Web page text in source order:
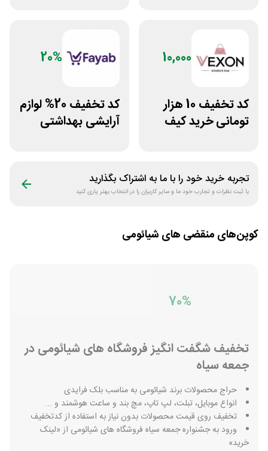
10,000
کد تخفیف 10 هزار
تومانی خرید کیف
20%
کد تخفیف 20% لوازم
آرایشی بهداشتی
تجربه خرید خود را با ما به اشتراک بگذارید
با ثبت نظرات و تجارب خود ما و سایر کاربران را در انتخاب بهتر یاری کنید
کوپن‌های منقضی های شیائومی
70%
تخفیف شگفت انگیز فروشگاه های شیائومی در
جمعه سیاه
حراج محصولات برند شیائومی به مناسب بلک فرایدی
انواع موبایل، تبلت، لپ تاپ، مچ بند و ساعت هوشمند و ...
تخفیف روی قیمت محصولات بدون نیاز به استفاده از کدتخفیف
ورود به جشنواره جمعه سیاه فروشگاه های شیائومی از «لینک
خرید»